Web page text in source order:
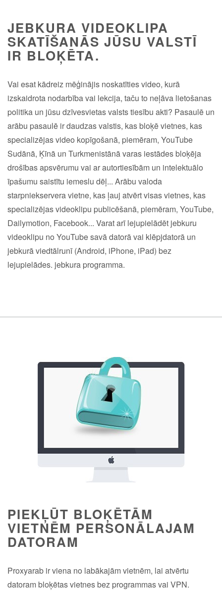
JEBKURA VIDEOKLIPA
SKATĪŠANĀS JŪSU VALSTĪ
IR BLOĶĒTA.
Vai esat kādreiz mēģinājis noskatīties video, kurā
izskaidrota nodarbība vai lekcija, taču to neļāva lietošanas
politika un jūsu dzīvesvietas valsts tiesību akti? Pasaulē un
arābu pasaulē ir daudzas valstis, kas bloķē vietnes, kas
specializējas video kopīgošanā, piemēram, YouTube
Sudānā, Ķīnā un Turkmenistānā varas iestādes bloķēja
drošības apsvērumu vai ar autortiesībām un intelektuālo
īpašumu saistītu iemeslu dēļ... Arābu valoda
starpniekservera vietne, kas ļauj atvērt visas vietnes, kas
specializējas videoklipu publicēšanā, piemēram, YouTube,
Dailymotion, Facebook... Varat arī lejupielādēt jebkuru
videoklipu no YouTube savā datorā vai klēpjdatorā un
jebkurā viedtālrunī (Android, iPhone, iPad) bez
lejupielādes. jebkura programma.
PIEKĻŪT BLOĶĒTĀM
VIETNĒM PERSONĀLAJAM
DATORAM
Proxyarab ir viena no labākajām vietnēm, lai atvērtu
datoram bloķētas vietnes bez programmas vai VPN.